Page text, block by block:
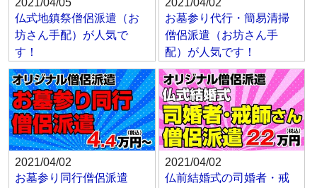
2021/04/05
仏式地鎮祭僧侶派遣（お
坊さん手配）が人気で
す！
2021/04/02
お墓参り代行・簡易清掃
僧侶派遣（お坊さん手
配）が人気です！
2021/04/02
お墓参り同行僧侶派遣
2021/04/02
仏前結婚式の司婚者・戒